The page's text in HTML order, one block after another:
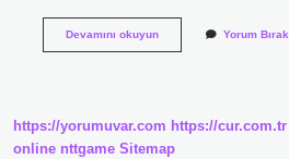
Devamını okuyun3
Yorum Bırak
https://yorumuvar.com https://cur.com.tr
online nttgame Sitemap